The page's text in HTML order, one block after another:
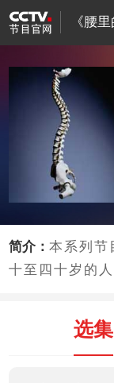
《腰
简介：本系列节
十至四十岁的
选集